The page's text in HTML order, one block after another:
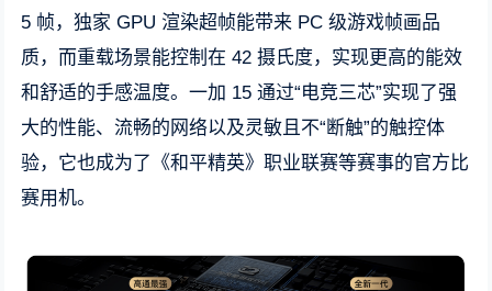
5 帧，独家 GPU 渲染超帧能带来 PC 级游戏帧画品
质，而重载场景能控制在 42 摄氏度，实现更高的能效
和舒适的手感温度。一加 15 通过“电竞三芯”实现了强
大的性能、流畅的网络以及灵敏且不“断触”的触控体
验，它也成为了《和平精英》职业联赛等赛事的官方比
赛用机。